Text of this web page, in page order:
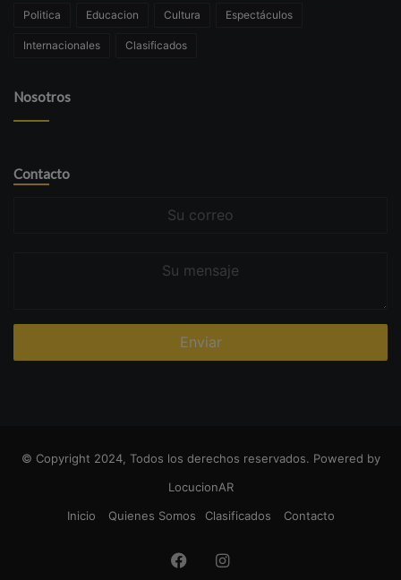
Politica Educacion Cultura Espectáculos
Internacionales Clasificados
Nosotros
Contacto
© Copyright 2024, Todos los derechos reservados. Powered by
LocucionAR
Inicio
Quienes Somos Clasificados Contacto
FacebookInstagram